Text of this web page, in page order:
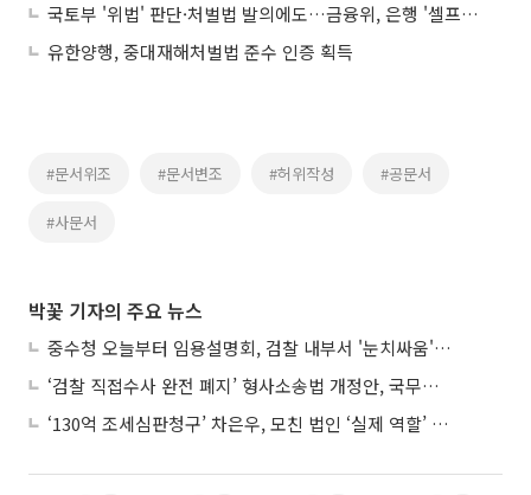
국토부 '위법' 판단·처벌법 발의에도…금융위, 은행 '셀프감정' 뒷짐
유한양행, 중대재해처벌법 준수 인증 획득
#문서위조 #문서변조 #허위작성 #공문서
#사문서
박꽃 기자의 주요 뉴스
중수청 오늘부터 임용설명회, 검찰 내부서 '눈치싸움' 기류변화도
‘검찰 직접수사 완전 폐지’ 형사소송법 개정안, 국무회의 통과
‘130억 조세심판청구’ 차은우, 모친 법인 ‘실제 역할’ 다툴 듯